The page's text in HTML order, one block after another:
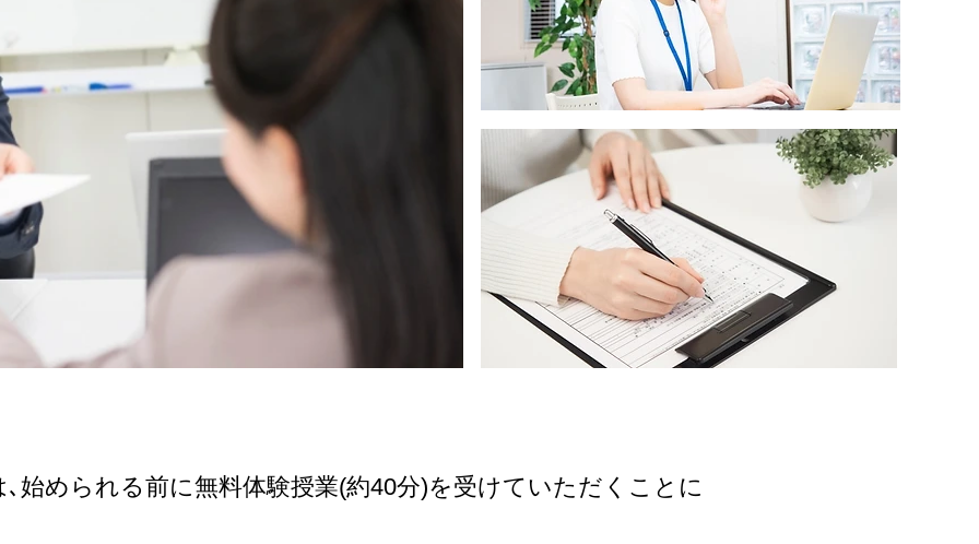
められる前に無料体験授業(約40分)を受けていただくことに